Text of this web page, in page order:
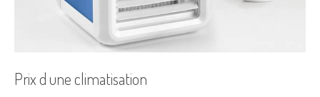
Prix d une climatisation